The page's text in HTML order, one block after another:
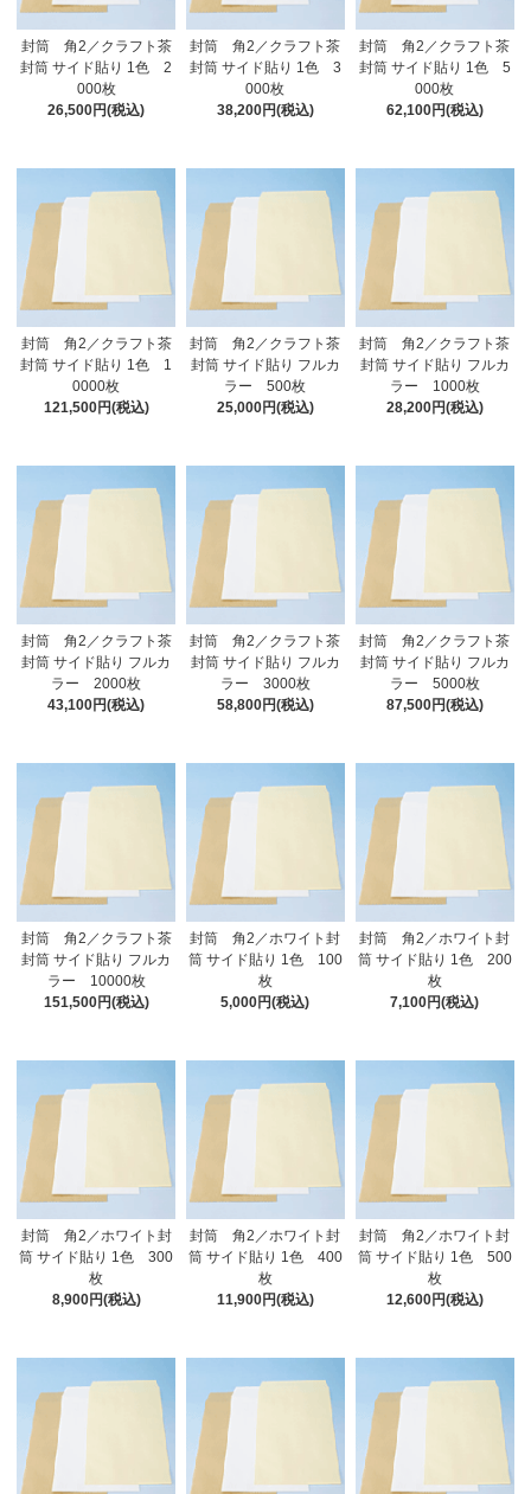
封筒 角2／クラフト茶
封筒 サイド貼り 1色 2
000枚
26,500円(税込)
封筒 角2／クラフト茶
封筒 サイド貼り 1色 3
000枚
38,200円(税込)
封筒 角2／クラフト茶
封筒 サイド貼り 1色 5
000枚
62,100円(税込)
封筒 角2／クラフト茶
封筒 サイド貼り 1色 1
0000枚
121,500円(税込)
封筒 角2／クラフト茶
封筒 サイド貼り フルカ
ラー 500枚
25,000円(税込)
封筒 角2／クラフト茶
封筒 サイド貼り フルカ
ラー 1000枚
28,200円(税込)
封筒 角2／クラフト茶
封筒 サイド貼り フルカ
ラー 2000枚
43,100円(税込)
封筒 角2／クラフト茶
封筒 サイド貼り フルカ
ラー 3000枚
58,800円(税込)
封筒 角2／クラフト茶
封筒 サイド貼り フルカ
ラー 5000枚
87,500円(税込)
封筒 角2／クラフト茶
封筒 サイド貼り フルカ
ラー 10000枚
151,500円(税込)
封筒 角2／ホワイト封
筒 サイド貼り 1色 100
枚
5,000円(税込)
封筒 角2／ホワイト封
筒 サイド貼り 1色 200
枚
7,100円(税込)
封筒 角2／ホワイト封
筒 サイド貼り 1色 300
枚
8,900円(税込)
封筒 角2／ホワイト封
筒 サイド貼り 1色 400
枚
11,900円(税込)
封筒 角2／ホワイト封
筒 サイド貼り 1色 500
枚
12,600円(税込)